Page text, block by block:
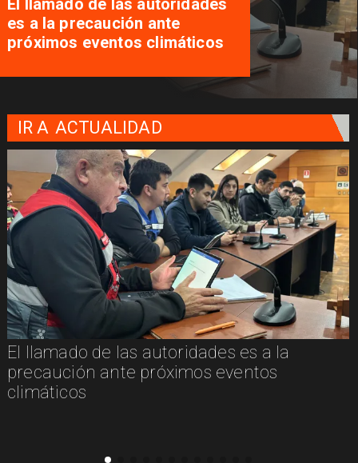
es a la precaución ante
próximos eventos climáticos
IR A ACTUALIDAD
El llamado de las autoridades es a la
precaución ante próximos eventos
climáticos